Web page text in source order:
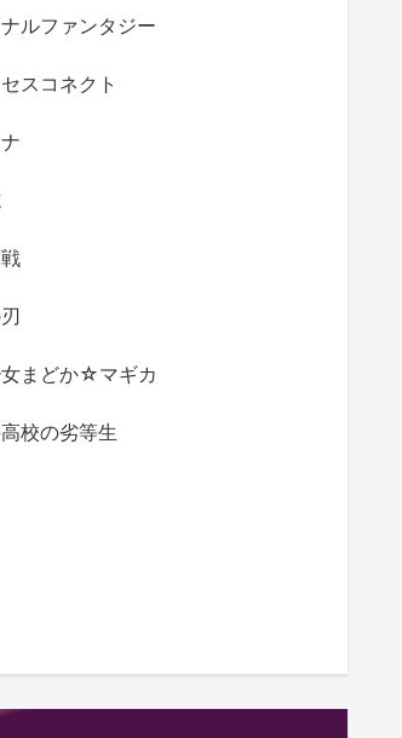
ルファンタジー
スコネクト
まどか☆マギカ
校の劣等生